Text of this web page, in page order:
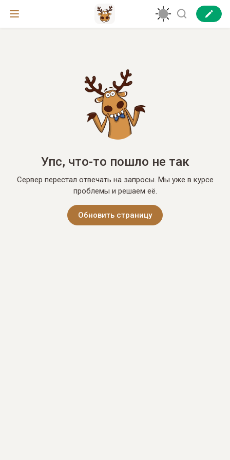
Упс, что-то пошло не так
Сервер перестал отвечать на запросы. Мы уже в курсе
проблемы и решаем её.
Обновить страницу